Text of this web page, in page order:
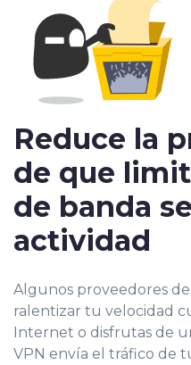
Algunos proveedores
ralentizar tu velocidad
Internet o disfrutas de
VPN envía el tráfico de
Reduce la
de que
de banda
actividad